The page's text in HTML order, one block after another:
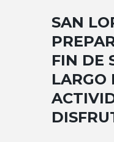
SAN
FIN DE
LARGO